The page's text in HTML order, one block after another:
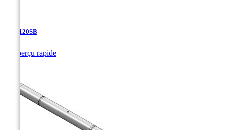
TJA-120SB
Aperçu rapide